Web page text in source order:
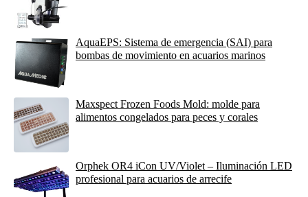
AquaEPS: Sistema de emergencia (SAI) para
bombas de movimiento en acuarios marinos
Maxspect Frozen Foods Mold: molde para
alimentos congelados para peces y corales
Orphek OR4 iCon UV/Violet – Iluminación LED
profesional para acuarios de arrecife